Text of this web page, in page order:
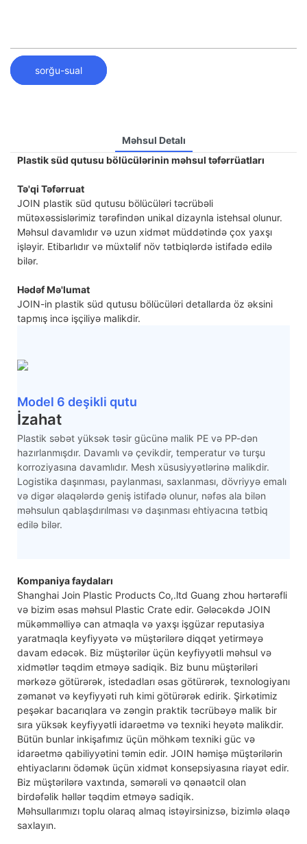
sorğu-sual
Məhsul Detalı
Plastik süd qutusu bölücülərinin məhsul təfərrüatları
Tə'qi Təfərruat
JOIN plastik süd qutusu bölücüləri təcrübəli
mütəxəssislərimiz tərəfindən unikal dizaynla istehsal olunur.
Məhsul davamlıdır və uzun xidmət müddətində çox yaxşı
işləyir. Etibarlıdır və müxtəlif növ tətbiqlərdə istifadə edilə
bilər.
Hədəf Mə'lumat
JOIN-in plastik süd qutusu bölücüləri detallarda öz əksini
tapmış incə işçiliyə malikdir.
Model 6 deşikli qutu
İzahat
Plastik səbət yüksək təsir gücünə malik PE və PP-dən
hazırlanmışdır. Davamlı və çevikdir, temperatur və turşu
korroziyasına davamlıdır. Mesh xüsusiyyətlərinə malikdir.
Logistika daşınması, paylanması, saxlanması, dövriyyə emalı
və digər əlaqələrdə geniş istifadə olunur, nəfəs ala bilən
məhsulun qablaşdırılması və daşınması ehtiyacına tətbiq
edilə bilər.
Kompaniya faydaları
Shanghai Join Plastic Products Co,.ltd Guang zhou hərtərəfli
və bizim əsas məhsul Plastic Crate edir. Gələcəkdə JOIN
mükəmməlliyə can atmaqla və yaxşı işgüzar reputasiya
yaratmaqla keyfiyyətə və müştərilərə diqqət yetirməyə
davam edəcək. Biz müştərilər üçün keyfiyyətli məhsul və
xidmətlər təqdim etməyə sadiqik. Biz bunu müştəriləri
mərkəzə götürərək, istedadları əsas götürərək, texnologiyanı
zəmanət və keyfiyyəti ruh kimi götürərək edirik. Şirkətimiz
peşəkar bacarıqlara və zəngin praktik təcrübəyə malik bir
sıra yüksək keyfiyyətli idarəetmə və texniki heyətə malikdir.
Bütün bunlar inkişafımız üçün möhkəm texniki güc və
idarəetmə qabiliyyətini təmin edir. JOIN həmişə müştərilərin
ehtiyaclarını ödəmək üçün xidmət konsepsiyasına riayət edir.
Biz müştərilərə vaxtında, səmərəli və qənaətcil olan
birdəfəlik həllər təqdim etməyə sadiqik.
Məhsullarımızı toplu olaraq almaq istəyirsinizsə, bizimlə əlaqə
saxlayın.